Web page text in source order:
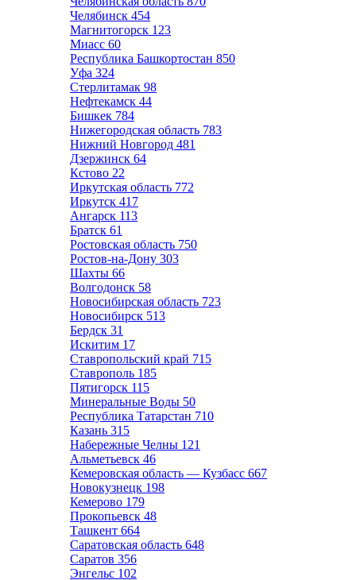
Челябинск 454
Магнитогорск 123
Миасс 60
Республика Башкортостан 850
Уфа 324
Стерлитамак 98
Нефтекамск 44
Бишкек 784
Нижегородская область 783
Нижний Новгород 481
Дзержинск 64
Кстово 22
Иркутская область 772
Иркутск 417
Ангарск 113
Братск 61
Ростовская область 750
Ростов-на-Дону 303
Шахты 66
Волгодонск 58
Новосибирская область 723
Новосибирск 513
Бердск 31
Искитим 17
Ставропольский край 715
Ставрополь 185
Пятигорск 115
Минеральные Воды 50
Республика Татарстан 710
Казань 315
Набережные Челны 121
Альметьевск 46
Кемеровская область — Кузбасс 667
Новокузнецк 198
Кемерово 179
Прокопьевск 48
Ташкент 664
Саратовская область 648
Саратов 356
Энгельс 102